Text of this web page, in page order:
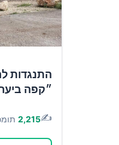
התנגדות
״קפה
✍️
2,215